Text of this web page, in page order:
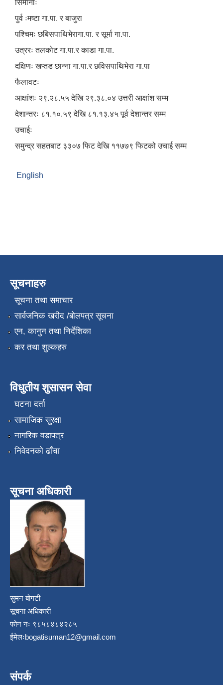
सिमानाः
पुर्व ःमष्टा गा.पा. र बाजुरा
पश्चिमः छबिसपाथिभेरागा.पा. र सूर्मा गा.पा.
उत्ररः तलकोट गा.पा.र काडा गा.पा.
दक्षिणः खप्तड छान्ना गा.पा.र छविसपाथिभेरा गा.पा
फैलावटः
आक्षांशः २९.२८.५५ देखि २९.३८.०४ उत्तरी आक्षांश सम्म
देशान्तरः ८१.१०.५९ देखि ८१.१३.४५ पूर्व देशान्तर सम्म
उचाईः
समुन्द्र सहतबाट ३३०७ फिट देखि ११७७९ फिटको उचाई सम्म
English
सूचनाहरु
सूचना तथा समाचार
सार्वजनिक खरीद /बोलपत्र सूचना
एन, कानुन तथा निर्देशिका
कर तथा शुल्कहरु
विधुतीय शुसासन सेवा
घटना दर्ता
सामाजिक सुरक्षा
नागरिक वडापत्र
निवेदनको ढाँचा
सूचना अधिकारी
सुमन बोगटी
सूचना अधिकारी
फोन नः ९८५८४८४२८५
ईमेलःbogatisuman12@gmail.com
संपर्क